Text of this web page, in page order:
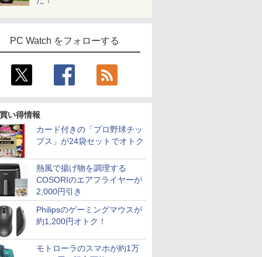
PC Watch をフォローする
い得情報
カード付きの「プロ野球チッ
プス」が24袋セットでオトク
熱風で揚げ物を調理する
COSORIのエアフライヤーが
2,000円引き
Philipsのゲーミングマウスが
約1,200円オトク！
モトローラのスマホが約1万